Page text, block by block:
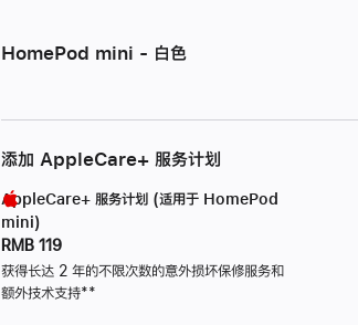
HomePod mini - 白色
添加 AppleCare+ 服务计划
AppleCare+ 服务计划 (适用于 HomePod
mini)
RMB 119
获得长达 2 年的不限次数的意外损坏保修服务和
额外技术支持脚
**